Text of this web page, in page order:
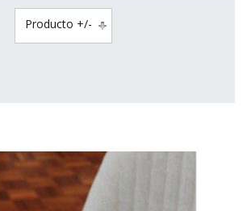
Producto +/-